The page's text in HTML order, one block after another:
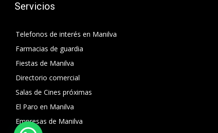
Servicios
Telefonos de interés en Manilva
Farmacias de guardia
Fiestas de Manilva
Directorio comercial
Salas de Cines próximas
El Paro en Manilva
Empresas de Manilva